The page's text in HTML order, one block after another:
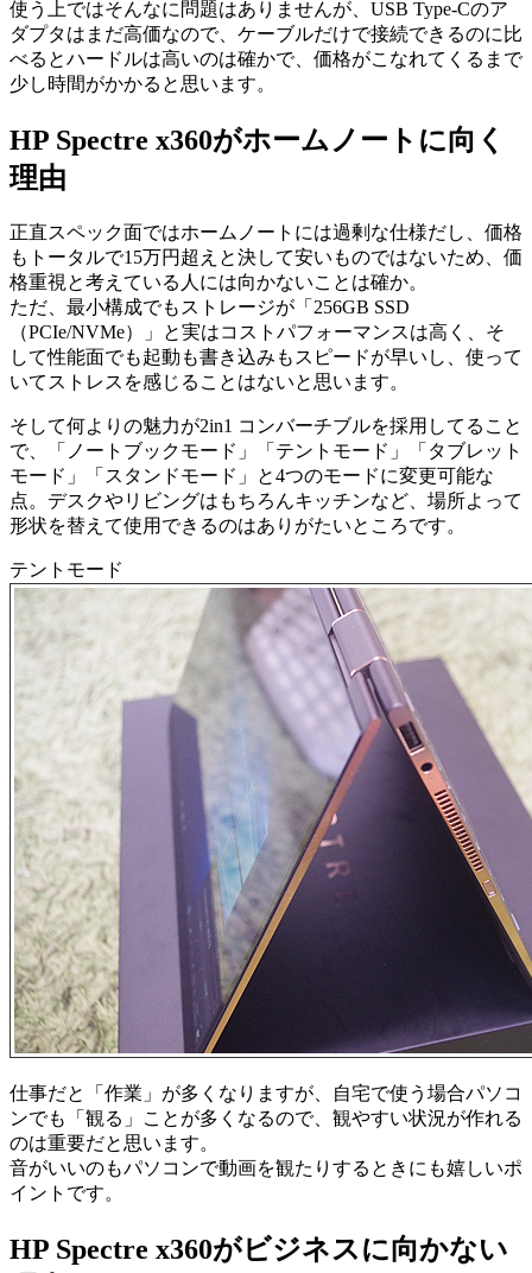
使う上ではそんなに問題はありませんが、USB Type-Cのア
ダプタはまだ高価なので、ケーブルだけで接続できるのに比
べるとハードルは高いのは確かで、価格がこなれてくるまで
少し時間がかかると思います。
HP Spectre x360がホームノートに向く
理由
正直スペック面ではホームノートには過剰な仕様だし、価格
もトータルで15万円超えと決して安いものではないため、価
格重視と考えている人には向かないことは確か。
ただ、最小構成でもストレージが「256GB SSD
（PCIe/NVMe）」と実はコストパフォーマンスは高く、そ
して性能面でも起動も書き込みもスピードが早いし、使って
いてストレスを感じることはないと思います。
そして何よりの魅力が2in1 コンバーチブルを採用してること
で、「ノートブックモード」「テントモード」「タブレット
モード」「スタンドモード」と4つのモードに変更可能な
点。デスクやリビングはもちろんキッチンなど、場所よって
形状を替えて使用できるのはありがたいところです。
テントモード
仕事だと「作業」が多くなりますが、自宅で使う場合パソコ
ンでも「観る」ことが多くなるので、観やすい状況が作れる
のは重要だと思います。
音がいいのもパソコンで動画を観たりするときにも嬉しいポ
イントです。
HP Spectre x360がビジネスに向かない